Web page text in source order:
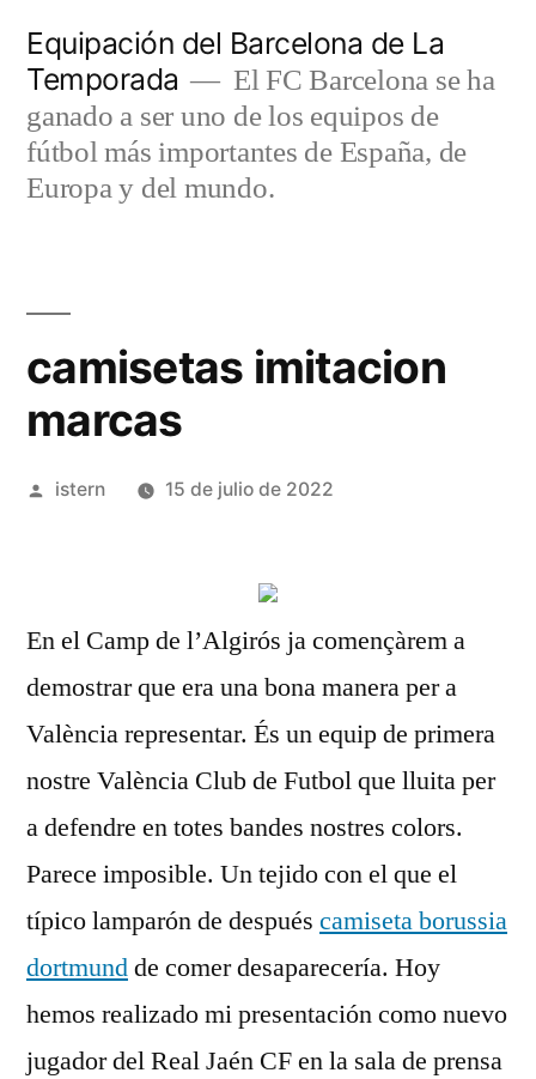
contenido
Equipación del Barcelona de La
Temporada
El FC Barcelona se ha
ganado a ser uno de los equipos de
fútbol más importantes de España, de
Europa y del mundo.
camisetas imitacion
marcas
Publicado
istern 15 de julio de 2022
En el Camp de l’Algirós ja començàrem a
demostrar que era una bona manera per a
València representar. És un equip de primera
nostre València Club de Futbol que lluita per
a defendre en totes bandes nostres colors.
Parece imposible. Un tejido con el que el
típico lamparón de después camiseta borussia
dortmundde comer desaparecería. Hoy
hemos realizado mi presentación como nuevo
jugador del Real Jaén CF en la sala de prensa